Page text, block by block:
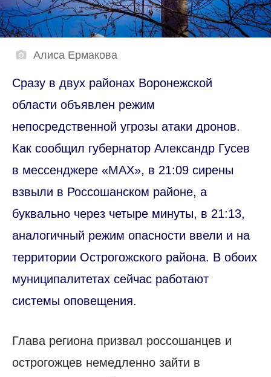
Алиса Ермакова
Сразу в двух районах Воронежской
области объявлен режим
непосредственной угрозы атаки дронов.
Как сообщил губернатор Александр Гусев
в мессенджере «MAX», в 21:09 сирены
взвыли в Россошанском районе, а
буквально через четыре минуты, в 21:13,
аналогичный режим опасности ввели и на
территории Острогожского района. В обоих
муниципалитетах сейчас работают
системы оповещения.
Глава региона призвал россошанцев и
острогожцев немедленно зайти в